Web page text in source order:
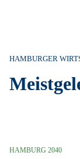
HAMBURGER
HAMBURG 2040